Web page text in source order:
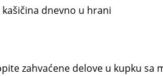
dnevno u hrani
zahvaćene delove u kupku sa